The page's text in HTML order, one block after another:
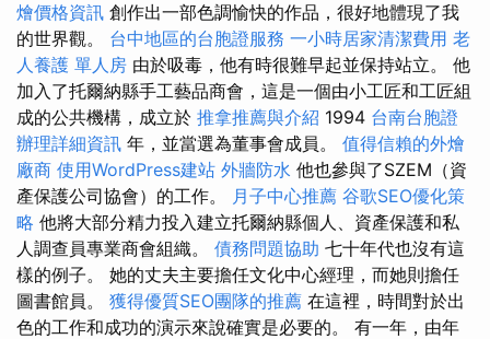
燴價格資訊 創作出一部色調愉快的作品，很好地體現了我
的世界觀。 台中地區的台胞證服務 一小時居家清潔費用 老
人養護 單人房 由於吸毒，他有時很難早起並保持站立。 他
加入了托爾納縣手工藝品商會，這是一個由小工匠和工匠組
成的公共機構，成立於 推拿推薦與介紹 1994 台南台胞證
辦理詳細資訊 年，並當選為董事會成員。 值得信賴的外燴
廠商 使用WordPress建站 外牆防水 他也參與了SZEM（資
產保護公司協會）的工作。 月子中心推薦 谷歌SEO優化策
略 他將大部分精力投入建立托爾納縣個人、資產保護和私
人調查員專業商會組織。 債務問題協助 七十年代也沒有這
樣的例子。 她的丈夫主要擔任文化中心經理，而她則擔任
圖書館員。 獲得優質SEO團隊的推薦 在這裡，時間對於出
色的工作和成功的演示來說確實是必要的。 有一年，由年